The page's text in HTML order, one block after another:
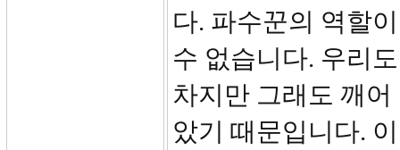
다. 파수꾼의 역할
수 없습니다. 우리
차지만 그래도 깨
았기 때문입니다.